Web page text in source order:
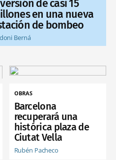
de casi 15
en una nueva
de bombeo
Berná
OBRAS
Barcelona
recuperará una
histórica plaza de
Ciutat Vella
Rubén Pacheco